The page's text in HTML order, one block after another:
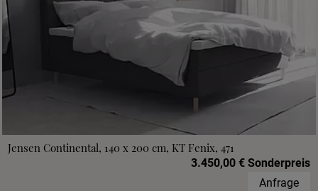
Jensen Continental, 140 x 200 cm, KT Fenix, 471
3.450,00 € Sonderpreis
Anfrage